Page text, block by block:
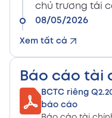
Xem tất cả
chủ trương tái
08/05/2026
8:15 PM
8:15 PM
CBTT Điều lệ
08/05/2026
Báo cáo tài
BCTC riêng
báo cáo